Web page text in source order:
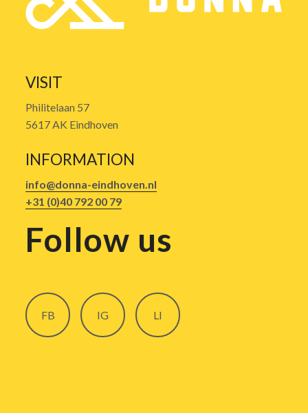
VISIT
Philitelaan 57
5617 AK Eindhoven
INFORMATION
info@donna-eindhoven.nl
+31 (0)40 792 00 79
Follow us
FB IG LI